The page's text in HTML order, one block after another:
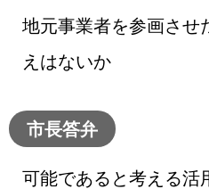
地元事業者を参画させ
えはないか
市長答弁
可能であると考える活